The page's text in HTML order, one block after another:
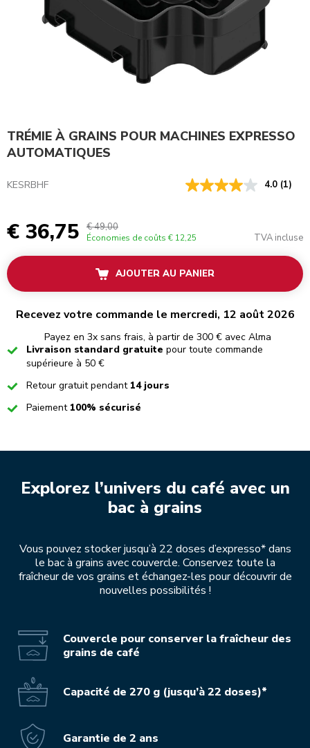
TRÉMIE À GRAINS POUR MACHINES EXPRESSO
AUTOMATIQUES
KESRBHF 4.0 (1)
€ 36,75 € 49,00
Économies de coûts € 12,25 TVA incluse
AJOUTER AU PANIER
Recevez votre commande le mercredi, 12 août 2026
Payez en 3x sans frais, à partir de 300 € avec Alma
CheckedLivraison standard gratuite pour toute commande
supérieure à 50 €
CheckedRetour gratuit pendant 14 jours
CheckedPaiement 100% sécurisé
Explorez l’univers du café avec un
bac à grains
Vous pouvez stocker jusqu’à 22 doses d’expresso* dans
le bac à grains avec couvercle. Conservez toute la
fraîcheur de vos grains et échangez-les pour découvrir de
nouvelles possibilités !
Couvercle pour conserver la fraîcheur des
grains de café
Capacité de 270 g (jusqu’à 22 doses)*
Garantie de 2 ans